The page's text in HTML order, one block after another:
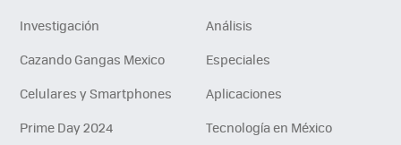
Investigación
Análisis
Cazando Gangas Mexico
Especiales
Celulares y Smartphones
Aplicaciones
Prime Day 2024
Tecnología en México